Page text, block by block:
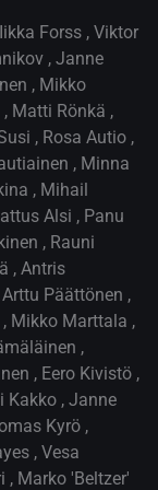
Iikka Forss , Viktor
, Janne
, Mikko
, Matti Rönkä ,
, Rosa Autio ,
, Minna
, Mihail
Alsi , Panu
, Rauni
, Antris
Arttu Päättönen ,
, Mikko Marttala ,
,
, Eero Kivistö ,
Kakko , Janne
Kyrö ,
, Vesa
, Marko 'Beltzer'